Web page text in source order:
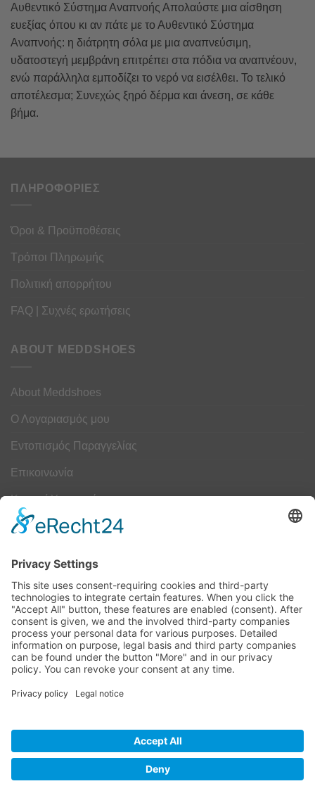
Αυθεντικό Σύστημα Αναπνοής Απολαύστε μια αίσθηση
ευεξίας όπου κι αν πάτε με το Αυθεντικό Σύστημα
Αναπνοής: η διάτρητη σόλα με μια αναπνεύσιμη,
υδατοστεγή μεμβράνη επιτρέπει στα πόδια να αναπνέουν,
ενώ παράλληλα εμποδίζει το νερό να εισέλθει. Το τελικό
αποτέλεσμα; Συνεχώς ξηρό δέρμα και άνεση, σε κάθε
βήμα.
ΠΛΗΡΟΦΟΡΙΕΣ
Όροι & Προϋποθέσεις
Τρόποι Πληρωμής
Πολιτική απορρήτου
FAQ | Συχνές ερωτήσεις
ABOUT MEDDSHOES
About Meddshoes
Ο Λογαριασμός μου
Εντοπισμός Παραγγελίας
Επικοινωνία
Κουμπί Υπαναχώρησης
Camper Οδηγός Μεγεθών
ΤΕΧΝΟΛΟΓΙΑ
Τεχνολογία
On
Delivery
TransferCard
Visa
Electron
Powered by Meddshoes©